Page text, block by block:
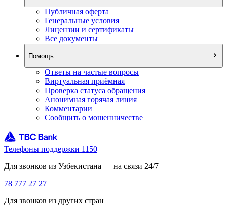
Публичная оферта
Генеральные условия
Лицензии и сертификаты
Все документы
Помощь
Ответы на частые вопросы
Виртуальная приёмная
Проверка статуса обращения
Анонимная горячая линия
Комментарии
Сообщить о мошенничестве
Телефоны поддержки 1150
Для звонков из Узбекистана — на связи 24/7
78 777 27 27
Для звонков из других стран